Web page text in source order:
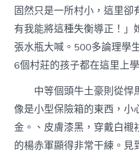
固然只是一所村小，這里卻
有我能將這種失衡導正！」
張水瓶大喊。500多論理學
6個村莊的孩子都在這里上學
中等個頭牛土豪則從悍
像是小型保險箱的東西，小
金。、皮膚漆黑，穿戴白襯
的楊赤軍顯得非常干練。見